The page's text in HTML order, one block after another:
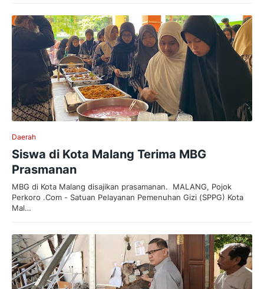
Daerah
Siswa di Kota Malang Terima MBG
Prasmanan
MBG di Kota Malang disajikan prasamanan. MALANG, Pojok
Perkoro .Com - Satuan Pelayanan Pemenuhan Gizi (SPPG) Kota
Mal…